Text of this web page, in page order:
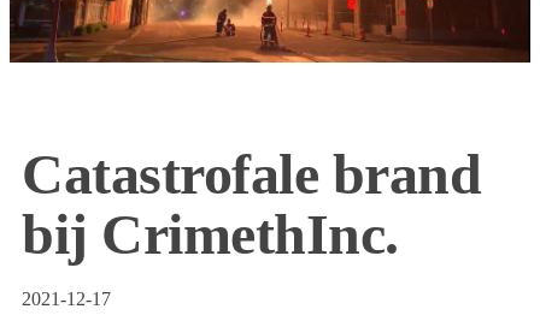
Catastrofale brand
bij CrimethInc.
2021-12-17